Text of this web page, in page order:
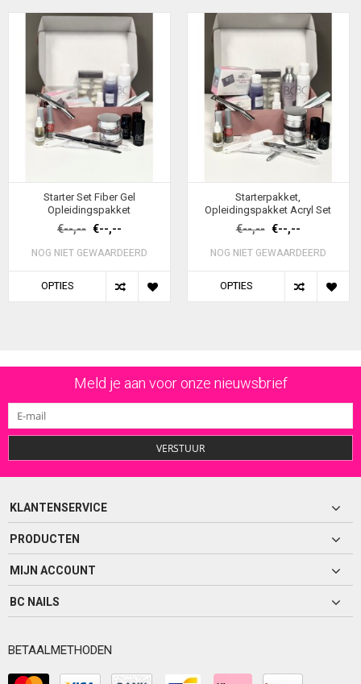
Starter Set Fiber Gel
Opleidingspakket
€--,-- €--,--
NOG NIET GEWAARDEERD
OPTIES
Starterpakket,
Opleidingspakket Acryl Set
€--,-- €--,--
NOG NIET GEWAARDEERD
OPTIES
Meld je aan voor onze nieuwsbrief
VERSTUUR
KLANTENSERVICE
PRODUCTEN
MIJN ACCOUNT
BC NAILS
BETAALMETHODEN